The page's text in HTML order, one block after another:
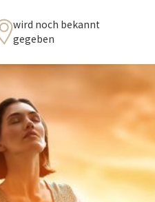
wird noch bekannt
gegeben